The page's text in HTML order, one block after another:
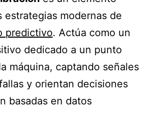
estrategias modernas de
predictivo. Actúa como un
dedicado a un punto
máquina, captando señales
y orientan decisiones
basadas en datos